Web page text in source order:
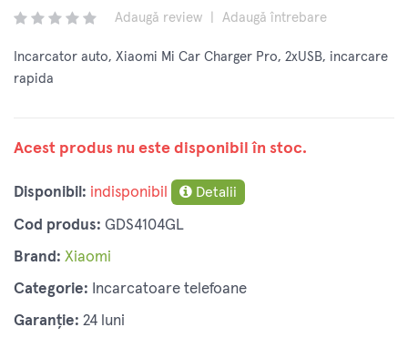
Adaugă review Adaugă întrebare
Incarcator auto, Xiaomi Mi Car Charger Pro, 2xUSB, incarcare
rapida
Acest produs nu este disponibil în stoc.
Disponibil: indisponibil Detalii
Cod produs: GDS4104GL
Brand: Xiaomi
Categorie: Incarcatoare telefoane
Garanție: 24 luni